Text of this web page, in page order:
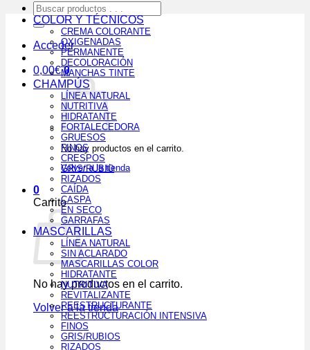
Buscar
por:
Acceder
0,00€ 0
No hay productos en el carrito.
Volver a la tienda
0
Carrito
No hay productos en el carrito.
Volver a la tienda
COLOR Y TÉCNICOS
CREMA COLORANTE
OXIGENADAS
PERMANENTE
DECOLORACIÓN
MANCHAS TINTE
CHAMPÚS
LÍNEA NATURAL
NUTRITIVA
HIDRATANTE
FORTALECEDORA
GRUESOS
FINOS
CRESPOS
GRIS/RUBIO
RIZADOS
CAÍDA
CASPA
EN SECO
GARRAFAS
MASCARILLAS
LÍNEA NATURAL
SIN ACLARADO
MASCARILLAS COLOR
HIDRATANTE
NUTRITIVA
REVITALIZANTE
REESTRUCTURANTE
REESTRUCTURACIÓN INTENSIVA
FINOS
GRIS/RUBIOS
RIZADOS